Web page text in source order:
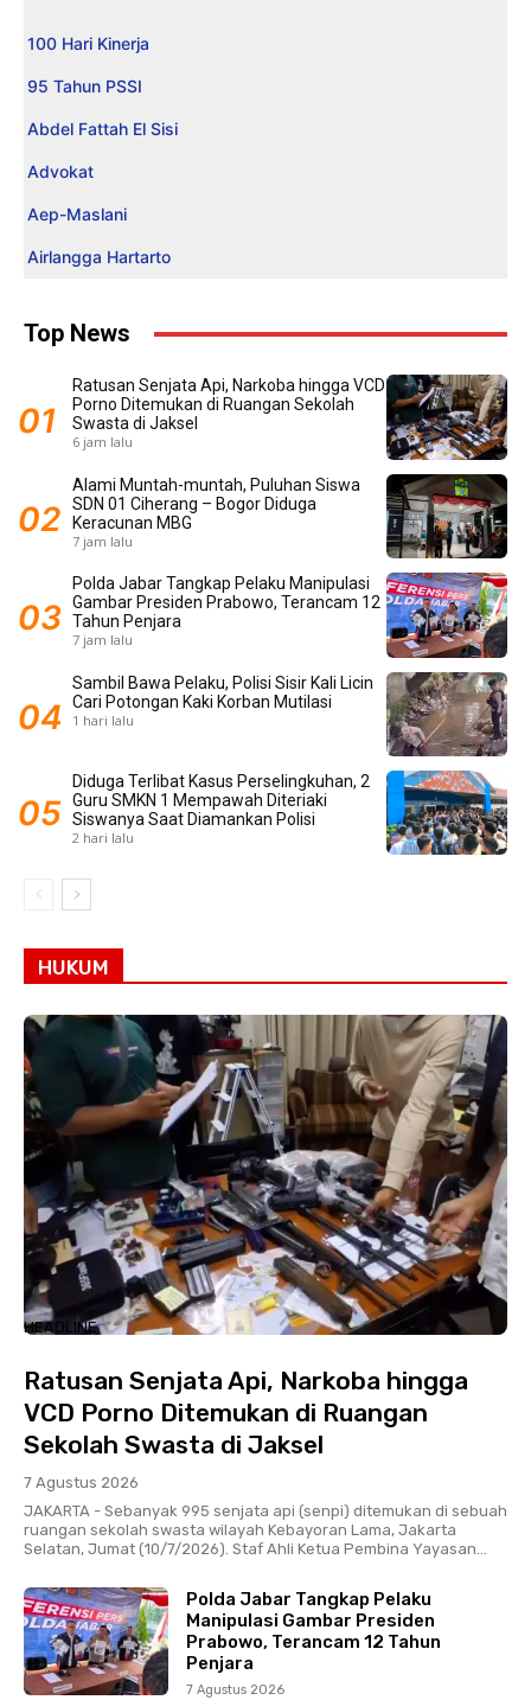
100 Hari Kinerja
95 Tahun PSSI
Abdel Fattah El Sisi
Advokat
Aep-Maslani
Airlangga Hartarto
Top News
Ratusan Senjata Api, Narkoba hingga VCD
Porno Ditemukan di Ruangan Sekolah
Swasta di Jaksel
6 jam lalu
Alami Muntah-muntah, Puluhan Siswa
SDN 01 Ciherang – Bogor Diduga
Keracunan MBG
7 jam lalu
Polda Jabar Tangkap Pelaku Manipulasi
Gambar Presiden Prabowo, Terancam 12
Tahun Penjara
7 jam lalu
Sambil Bawa Pelaku, Polisi Sisir Kali Licin
Cari Potongan Kaki Korban Mutilasi
1 hari lalu
Diduga Terlibat Kasus Perselingkuhan, 2
Guru SMKN 1 Mempawah Diteriaki
Siswanya Saat Diamankan Polisi
2 hari lalu
HUKUM
HEADLINE
Ratusan Senjata Api, Narkoba hingga
VCD Porno Ditemukan di Ruangan
Sekolah Swasta di Jaksel
7 Agustus 2026
JAKARTA - Sebanyak 995 senjata api (senpi) ditemukan di sebuah
ruangan sekolah swasta wilayah Kebayoran Lama, Jakarta
Selatan, Jumat (10/7/2026). Staf Ahli Ketua Pembina Yayasan...
Polda Jabar Tangkap Pelaku
Manipulasi Gambar Presiden
Prabowo, Terancam 12 Tahun
Penjara
7 Agustus 2026